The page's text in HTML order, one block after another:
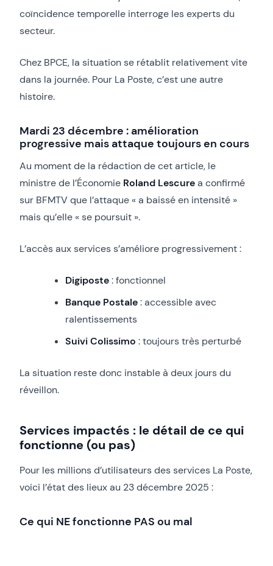
coïncidence temporelle interroge les experts du
secteur.
Chez BPCE, la situation se rétablit relativement vite
dans la journée. Pour La Poste, c’est une autre
histoire.
Mardi 23 décembre : amélioration
progressive mais attaque toujours en cours
Au moment de la rédaction de cet article, le
ministre de l’Économie Roland Lescurea confirmé
sur BFMTV que l’attaque « a baissé en intensité »
mais qu’elle « se poursuit ».
L’accès aux services s’améliore progressivement :
Digiposte: fonctionnel
Banque Postale: accessible avec
ralentissements
Suivi Colissimo : toujours très perturbé
La situation reste donc instable à deux jours du
réveillon.
Services impactés : le détail de ce qui
fonctionne (ou pas)
Pour les millions d’utilisateurs des services La Poste,
voici l’état des lieux au 23 décembre 2025 :
Ce qui NE fonctionne PAS ou mal